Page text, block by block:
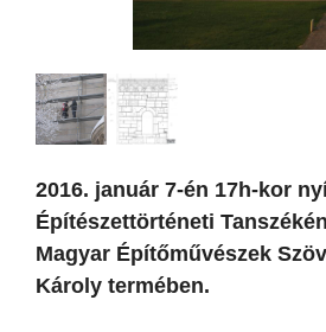
2016. január 7-én 17h-kor
Építészettörténeti
Magyar Építőművészek
Károly termében.